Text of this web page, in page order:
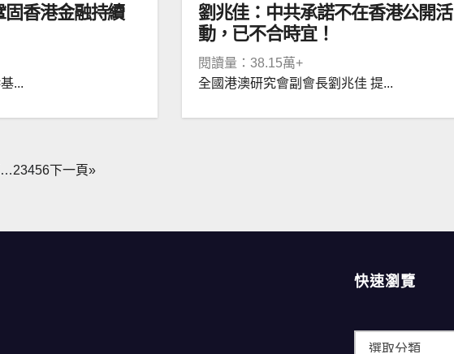
香港金融持續
...
劉兆佳：中共承諾不在香港公開活
動，已不合時宜！
閱讀量：38.15萬+
全國港澳研究會副會長劉兆佳 提...
…23456下一頁»
快速瀏覽